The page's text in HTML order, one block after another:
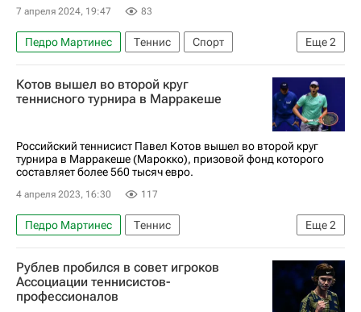
7 апреля 2024, 19:47 83
Еще2
Педро Мартинес Теннис
Спорт
Португалия
Хуберт Хуркач
Котов вышел во второй круг
теннисного турнира в Марракеше
Российский теннисист Павел Котов вышел во второй круг
турнира в Марракеше (Марокко), призовой фонд которого
составляет более 560 тысяч евро.
4 апреля 2023, 16:30 117
Еще2
Педро Мартинес
Теннис
Павел Котов (теннис)
ATP 250 Марракеш
Рублев пробился в совет игроков
Ассоциации теннисистов-
профессионалов